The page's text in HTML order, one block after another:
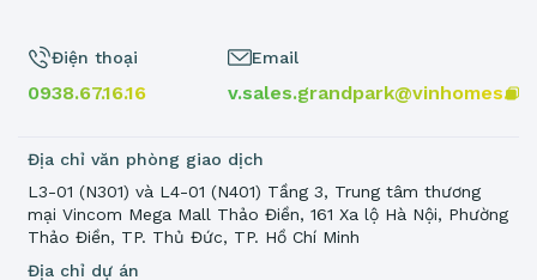
Địa chỉ dự án
Điện thoại
0938.67.16.16
Email
v.sales.grandpark@vinhomes.vn
Địa chỉ văn phòng giao dịch
L3-01 (N301) và L4-01 (N401) Tầng 3, Trung tâm thương
mại Vincom Mega Mall Thảo Điền, 161 Xa lộ Hà Nội, Phường
Thảo Điền, TP. Thủ Đức, TP. Hồ Chí Minh